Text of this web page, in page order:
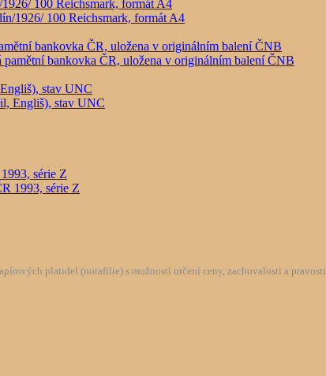
100 Reichsmark, formát A4
bankovka ČR, uložena v originálním balení ČNB
stav UNC
série Z
platidel (notafilie) s možností určení ceny, zachovalosti a pravosti.